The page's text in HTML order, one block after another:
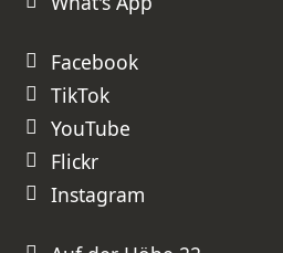
besser geht es nicht!
Facebook
TikTok
YouTube
Flickr
Instagram